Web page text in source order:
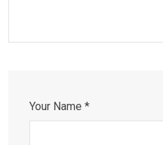
Your Name *